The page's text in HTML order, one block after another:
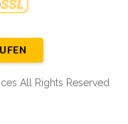
All Rights Reserved